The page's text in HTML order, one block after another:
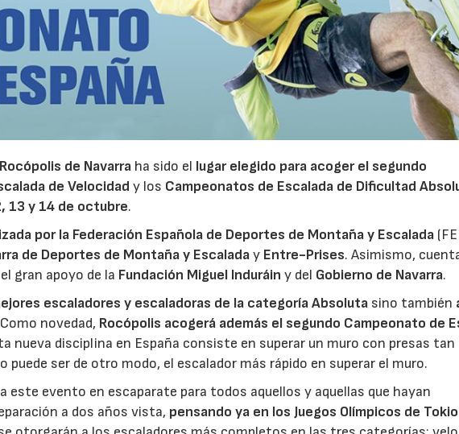
de Navarra ha sido el lugar elegido para acoger el segundo
de Velocidad y los Campeonatos de Escalada de Dificultad
13 y 14 de octubre.
por la Federación Española de Deportes de Montaña y Escalada
de Deportes de Montaña y Escaladay Entre-Prises. Asimismo,
gran apoyo de la Fundación Miguel Induráin y del Gobierno de Navarra.
escaladores y escaladoras de la categoría Absoluta sino también
novedad, Rocópolis acogerá además el segundo Campeonato de
nueva disciplina en España consiste en superar un muro con presas tan
puede ser de otro modo, el escalador más rápido en superar el muro.
este evento en escaparate para todos aquellos y aquellas que hayan
a dos años vista, pensando ya en los Juegos Olímpicos de